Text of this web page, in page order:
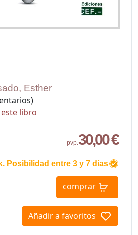
Esther
libro
pvp. 30,00 €
Posibilidad entre 3 y 7 días
comprar
Añadir a favoritos